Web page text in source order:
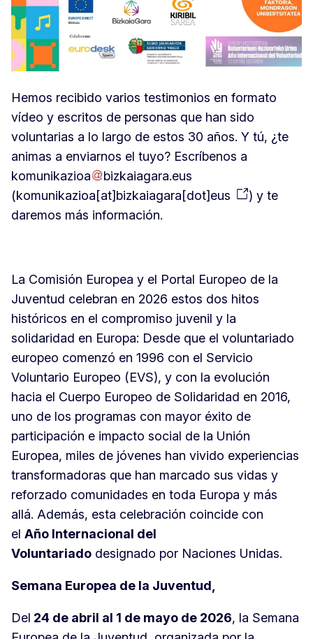
Hemos recibido varios testimonios en formato
vídeo y escritos de personas que han sido
voluntarias a lo largo de estos 30 años. Y tú, ¿te
animas a enviarnos el tuyo? Escríbenos a
komunikazioa
bizkaiagara.eus
(komunikazioa[at]bizkaiagara[dot]eus ) y te
daremos más información.
La Comisión Europea y el Portal Europeo de la
Juventud celebran en 2026 estos dos hitos
históricos en el compromiso juvenil y la
solidaridad en Europa: Desde que el voluntariado
europeo comenzó en 1996 con el Servicio
Voluntario Europeo (EVS), y con la evolución
hacia el Cuerpo Europeo de Solidaridad en 2016,
uno de los programas con mayor éxito de
participación e impacto social de la Unión
Europea, miles de jóvenes han vivido experiencias
transformadoras que han marcado sus vidas y
reforzado comunidades en toda Europa y más
allá. Además, esta celebración coincide con
el Año Internacional del
Voluntariado designado por Naciones Unidas.
Semana Europea de la Juventud,
Del 24 de abril al 1 de mayo de 2026, la Semana